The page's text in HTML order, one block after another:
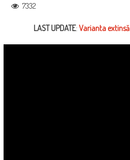
7332
LAST UPDATE:Varianta